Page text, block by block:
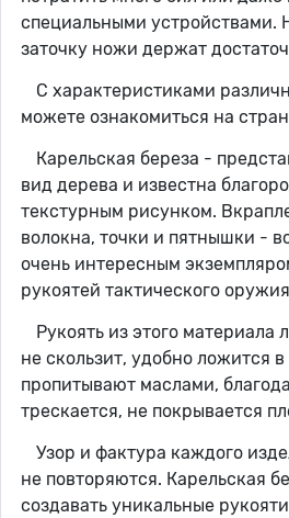
специальными устройствами.
заточку ножи держат
С характеристиками
можете ознакомиться на
Карельская береза -
вид дерева и известна
текстурным рисунком.
волокна, точки и пятнышки -
очень интересным
рукоятей тактического
Рукоять из этого материала
не скользит, удобно ложится в
пропитывают маслами,
трескается, не покрывается
Узор и фактура каждого
не повторяются. Карельская
создавать уникальные